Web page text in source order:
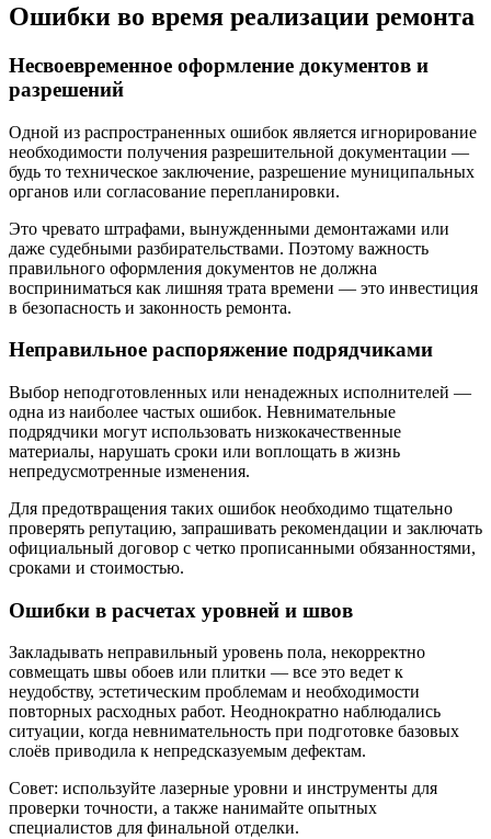
Ошибки во время реализации ремонта
Несвоевременное оформление документов и
разрешений
Одной из распространенных ошибок является игнорирование
необходимости получения разрешительной документации —
будь то техническое заключение, разрешение муниципальных
органов или согласование перепланировки.
Это чревато штрафами, вынужденными демонтажами или
даже судебными разбирательствами. Поэтому важность
правильного оформления документов не должна
восприниматься как лишняя трата времени — это инвестиция
в безопасность и законность ремонта.
Неправильное распоряжение подрядчиками
Выбор неподготовленных или ненадежных исполнителей —
одна из наиболее частых ошибок. Невнимательные
подрядчики могут использовать низкокачественные
материалы, нарушать сроки или воплощать в жизнь
непредусмотренные изменения.
Для предотвращения таких ошибок необходимо тщательно
проверять репутацию, запрашивать рекомендации и заключать
официальный договор с четко прописанными обязанностями,
сроками и стоимостью.
Ошибки в расчетах уровней и швов
Закладывать неправильный уровень пола, некорректно
совмещать швы обоев или плитки — все это ведет к
неудобству, эстетическим проблемам и необходимости
повторных расходных работ. Неоднократно наблюдались
ситуации, когда невнимательность при подготовке базовых
слоёв приводила к непредсказуемым дефектам.
Совет: используйте лазерные уровни и инструменты для
проверки точности, а также нанимайте опытных
специалистов для финальной отделки.